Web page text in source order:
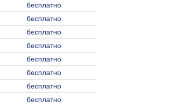
бесплатно
бесплатно
бесплатно
бесплатно
бесплатно
бесплатно
бесплатно
бесплатно